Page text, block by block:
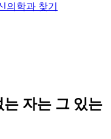
의학과 찾기
자는 그 있는